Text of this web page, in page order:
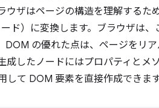
ウザはページの構造を理解する
ド）に変換します。ブラウザは
DOM の優れた点は、ページをリ
成したノードにはプロパティとメ
て DOM 要素を直接作成できます